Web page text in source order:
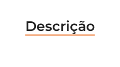
Descrição